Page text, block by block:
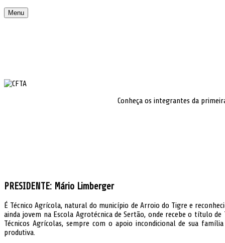
Menu
Conheça os integrantes da
PRESIDENTE: Mário Limberger
É Técnico Agrícola, natural do município de Arroio do Tigre e
ainda jovem na Escola Agrotécnica de Sertão, onde recebe o título
Técnicos Agrícolas, sempre com o apoio incondicional de sua
produtiva.